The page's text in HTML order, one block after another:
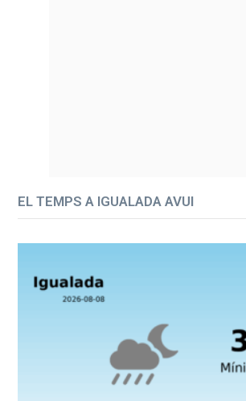
EL TEMPS A IGUALADA AVUI